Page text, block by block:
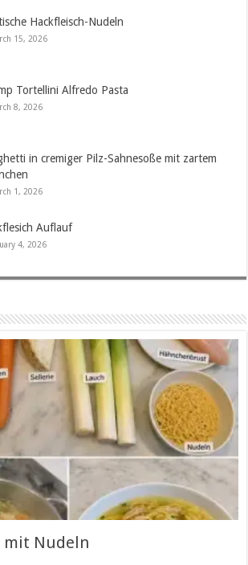
Hackfleisch-Nudeln
15, 2026
Tortellini Alfredo Pasta
8, 2026
in cremiger Pilz-Sahnesoße mit zartem
1, 2026
Auflauf
4, 2026
mit Nudeln